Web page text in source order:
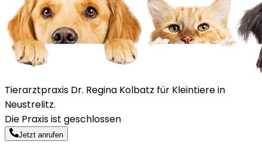
Tierarztpraxis Dr. Regina Kolbatz für Kleintiere in
Neustrelitz.
Die Praxis ist geschlossen
Jetzt anrufen